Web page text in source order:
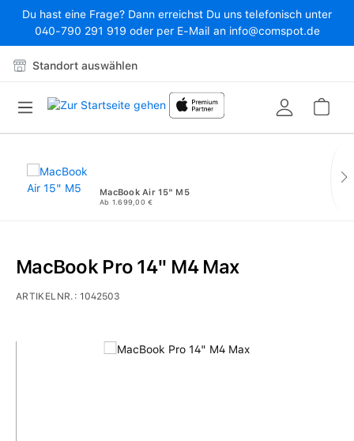
Zum Hauptinhalt springen
Du hast eine Frage? Dann erreichst Du uns telefonisch unter
040-790 291 919 oder per E-Mail an info@comspot.de
Standort auswählen
MacBook Air 15" M5
Ab 1.699,00 €
Bildergalerie überspringen
MacBook Pro 14" M4 Max
ARTIKELNR.:1042503